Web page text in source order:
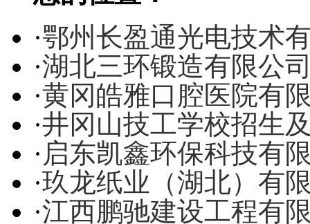
·鄂州长盈通光电技术
·湖北三环锻造有限公
·黄冈皓雅口腔医院有
·井冈山技工学校招生
· 启东凯鑫环保科技有
·玖龙纸业（湖北）有
·江西鹏驰建设工程有